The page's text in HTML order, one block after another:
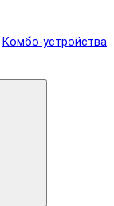
Комбо-устройства